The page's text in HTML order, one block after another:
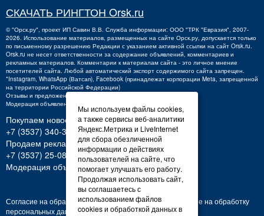
СКАЧАТЬ РИНГТОН Orsk.ru
©"Орск.ру" , проект ИП Савин В.В. Служба информации: ООО "ТРК "Евразия", 2007-
2026. Использование материалов, размещенных на сайте Орск.ру, допускается только
по письменному разрешению Редакции с указанием активной ссылки на сайт Orsk.ru.
Orsk.ru не несет ответственности за содержание объявлений, комментариев и
рекламных материалов. Комментарии к материалам сайта - это личное мнение
посетителей сайта. Любой автоматический экспорт содержимого сайта запрещен.
*Instagram, WhatsApp (Ватсап), Facebook (принадлежат корпорации Meta, запрещенной
на территории Российской Федерации)
Отзывы и предложения о работе портала:
Модерация объявлений +7 (3537) 32-71-28
Покупаем новости:
+7 (3537) 340-300,340300@orsk.ru
Продаем рекламу:
+7 (3537) 25-08-07;250807@orsk.ru
Модерация объявлений: +7 (3537) 32-71-28
Согласие на обработку персональных данных
Согласие на обработку
персональных данных
Мы используем файлы cookies,
а также сервисы веб-аналитики
Яндекс.Метрика и LiveInternet
для сбора обезличенной
информации о действиях
пользователей на сайте, что
помогает улучшать его работу.
Продолжая использовать сайт,
вы соглашаетесь с
использованием файлов
cookies и обработкой данных в